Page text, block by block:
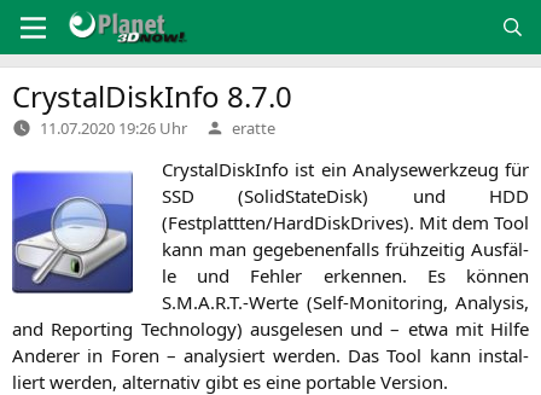
Inhalt
springen
CrystalDiskInfo 8.7.0
11.07.2020 19:26 Uhr Verfasst
von
eratte
Crystal­Disk­In­fo ist ein Ana­ly­se­werk­zeug für
SSD (Solid­Sta­te­Disk) und HDD
(Festplattten/HardDiskDrives). Mit dem Tool
kann man gege­be­nen­falls früh­zei­tig Aus­fäl­
le und Feh­ler erken­nen. Es kön­nen
S.M.A.R.T.-Werte (Self-Moni­to­ring, Ana­ly­sis,
and Report­ing Tech­no­lo­gy) aus­ge­le­sen und – etwa mit Hil­fe
Ande­rer in Foren – ana­ly­siert wer­den. Das Tool kann instal­
liert wer­den, alter­na­tiv gibt es eine por­ta­ble Version.